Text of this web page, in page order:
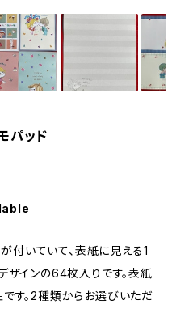
パッド
付いていて、表紙に見える1
ザインの64枚入りです。表紙
す。2種類からお選びいただ